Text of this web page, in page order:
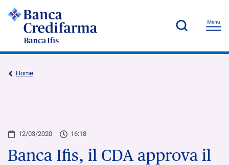
Home
12/03/2020 16:18
Banca Ifis, il CDA approva il